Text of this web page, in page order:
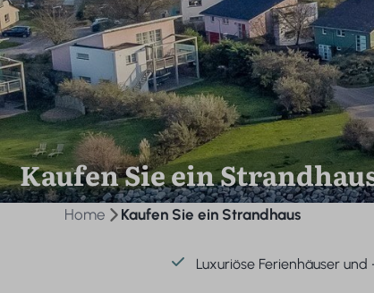
Kaufen Sie ein
Home Kaufen Sie ein Strandhaus
Luxuriöse Ferienhäuser